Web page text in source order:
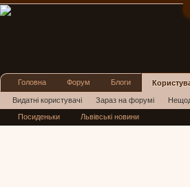
Головна Форум Блоги
Видатні користувачі Зараз на форумі
Нові повідомлення профілю
Посиденьки Львівські новини